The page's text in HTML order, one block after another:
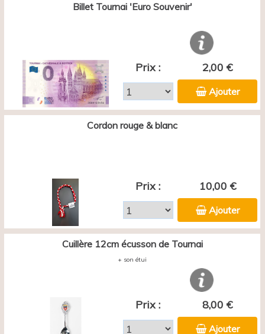
Billet Tournai 'Euro Souvenir'
Prix : 2,00 €
Ajouter
Cordon rouge & blanc
Prix : 10,00 €
Ajouter
Cuillère 12cm écusson de Tournai
+ son étui
Prix : 8,00 €
Ajouter